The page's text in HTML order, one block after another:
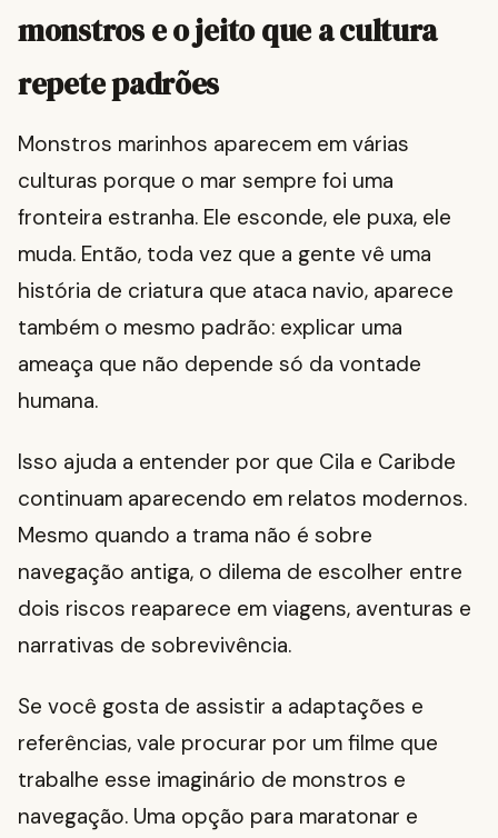
monstros e o jeito que a cultura
repete padrões
Monstros marinhos aparecem em várias
culturas porque o mar sempre foi uma
fronteira estranha. Ele esconde, ele puxa, ele
muda. Então, toda vez que a gente vê uma
história de criatura que ataca navio, aparece
também o mesmo padrão: explicar uma
ameaça que não depende só da vontade
humana.
Isso ajuda a entender por que Cila e Caribde
continuam aparecendo em relatos modernos.
Mesmo quando a trama não é sobre
navegação antiga, o dilema de escolher entre
dois riscos reaparece em viagens, aventuras e
narrativas de sobrevivência.
Se você gosta de assistir a adaptações e
referências, vale procurar por um filme que
trabalhe esse imaginário de monstros e
navegação. Uma opção para maratonar e